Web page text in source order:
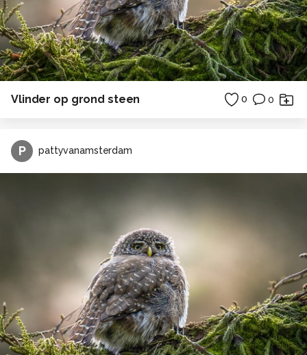
Vlinder op grond steen 0 0
P pattyvanamsterdam